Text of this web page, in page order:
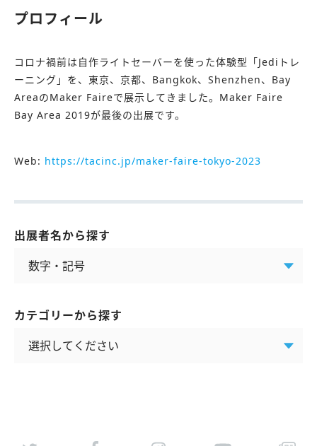
プロフィール
コロナ禍前は自作ライトセーバーを使った体験型「Jediトレ
ーニング」を、東京、京都、Bangkok、Shenzhen、Bay
AreaのMaker Faireで展示してきました。Maker Faire
Bay Area 2019が最後の出展です。
Web: https://tacinc.jp/maker-faire-tokyo-2023
出展者名から探す
カテゴリーから探す